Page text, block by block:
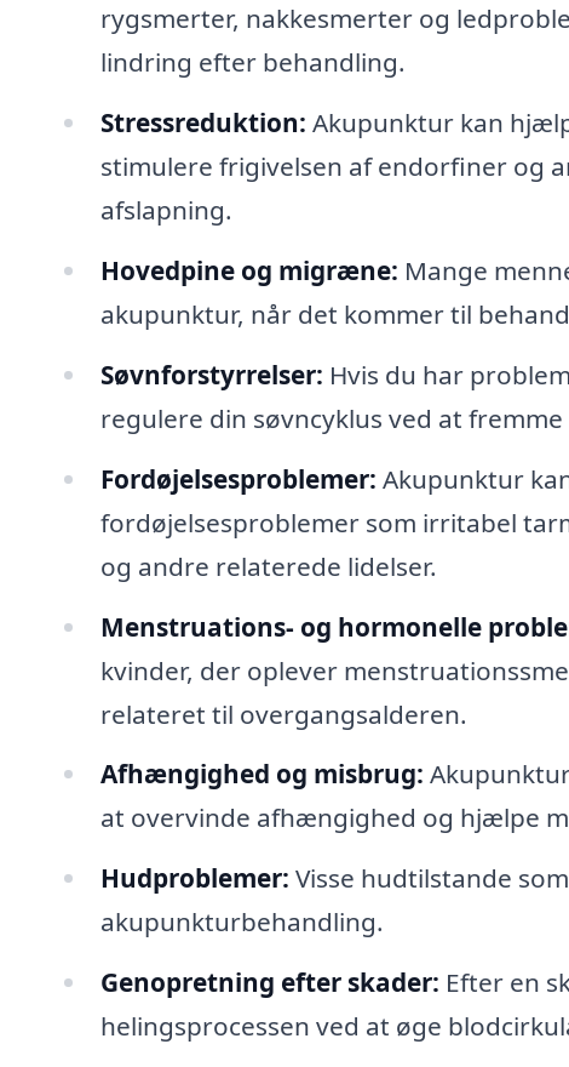
rygsmerter, nakkesmerter og
lindring efter behandling.
Stressreduktion: Akupunktur kan
stimulere frigivelsen af endorfiner og
afslapning.
Hovedpine og migræne: Mange
akupunktur, når det kommer til
Søvnforstyrrelser: Hvis du har
regulere din søvncyklus ved at
Fordøjelsesproblemer: Akupunktur
fordøjelsesproblemer som irritabel
og andre relaterede lidelser.
Menstruations- og hormonelle
kvinder, der oplever
relateret til overgangsalderen.
Afhængighed og misbrug:
at overvinde afhængighed og hjælpe
Hudproblemer: Visse hudtilstande
akupunkturbehandling.
Genopretning efter skader: Efter en
helingsprocessen ved at øge